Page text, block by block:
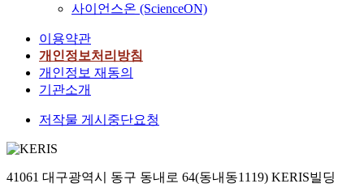
사이언스온 (ScienceON)
이용약관
개인정보처리방침
개인정보 재동의
기관소개
저작물 게시중단요청
41061 대구광역시 동구 동내로 64(동내동1119) KERIS빌딩